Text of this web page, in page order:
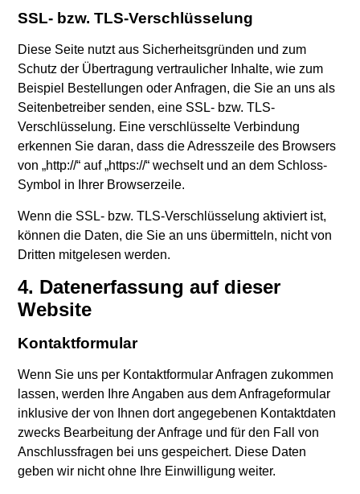
SSL- bzw. TLS-Verschlüsselung
Diese Seite nutzt aus Sicherheitsgründen und zum
Schutz der Übertragung vertraulicher Inhalte, wie zum
Beispiel Bestellungen oder Anfragen, die Sie an uns als
Seitenbetreiber senden, eine SSL- bzw. TLS-
Verschlüsselung. Eine verschlüsselte Verbindung
erkennen Sie daran, dass die Adresszeile des Browsers
von „http://“ auf „https://“ wechselt und an dem Schloss-
Symbol in Ihrer Browserzeile.
Wenn die SSL- bzw. TLS-Verschlüsselung aktiviert ist,
können die Daten, die Sie an uns übermitteln, nicht von
Dritten mitgelesen werden.
4. Datenerfassung auf dieser
Website
Kontaktformular
Wenn Sie uns per Kontaktformular Anfragen zukommen
lassen, werden Ihre Angaben aus dem Anfrageformular
inklusive der von Ihnen dort angegebenen Kontaktdaten
zwecks Bearbeitung der Anfrage und für den Fall von
Anschlussfragen bei uns gespeichert. Diese Daten
geben wir nicht ohne Ihre Einwilligung weiter.